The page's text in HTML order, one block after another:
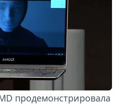
продемонстрировала